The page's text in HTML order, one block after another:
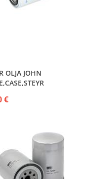
OLJA JOHN
€